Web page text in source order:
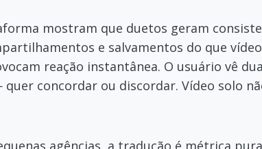
mostram que duetos geram
e salvamentos do que
reação instantânea. O usuário vê
concordar ou discordar. Vídeo solo
agências, a tradução é métrica